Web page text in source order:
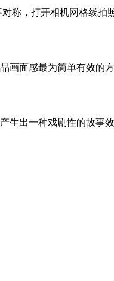
，打开相机网格线拍
面感最为简单有效的
出一种戏剧性的故事